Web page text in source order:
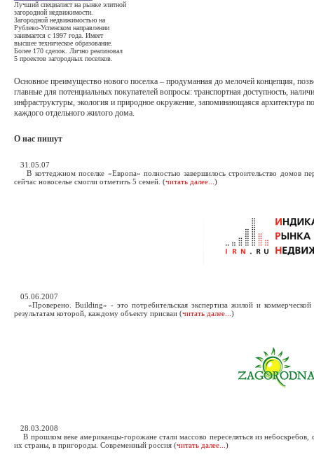
Лучший специалист на рынке элитной
загородной недвижимости.
Загородной недвижимостью на
Рублево-Успенском направлении
занимается с 1997 года. Имеет
высшее техническое образование.
Более 170 сделок. Лично реализовал
5 проектов загородных поселков.
Основное преимущество нового поселка – продуманная до мелочей концепция,
главные для потенциальных покупателей вопросы: транспортная доступность,
инфраструктуры, экология и природное окружение, запоминающаяся архитектура
каждого отдельного жилого дома.
О нас пишут
31.05.07
В коттеджном поселке «Европа» полностью завершилось строительство домов
сейчас новоселье смогли отметить 5 семей. (читать далее... )
05.06.2007
«Проверено. Building» - это потребительская экспертиза жилой и
результатам которой, каждому объекту присваи (читать далее... )
28.03.2008
В прошлом веке американцы-горожане стали массово переселяться из небоскребов,
их страны, в пригороды. Современный россия (читать далее... )